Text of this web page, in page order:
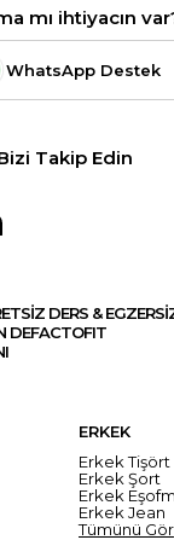
mı ihtiyacın
WhatsApp Destek
Takip Edin
DERS &
DEFACTOFIT
ERKEK
Erkek Tişört
Erkek Şort
Erkek
Erkek Jean
Tümünü Gör